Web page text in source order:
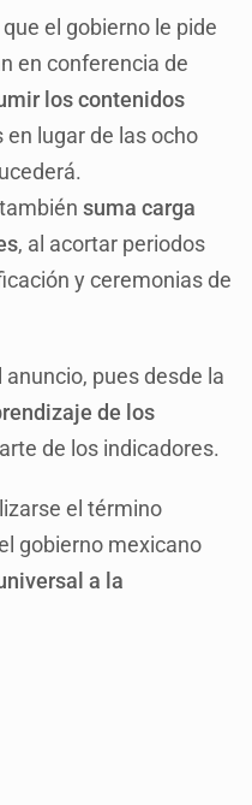
el gobierno le pide
en conferencia de
los contenidos
lugar de las ocho
suma carga
, al acortar periodos
y ceremonias de
pues desde la
de los
de los indicadores.
el término
gobierno mexicano
a la